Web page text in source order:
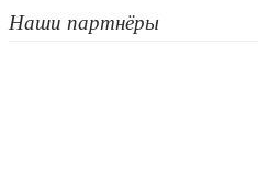
Наши партнёры